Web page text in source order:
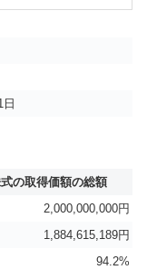
日
の取得価額の総額
2,000,000,000円
1,884,615,189円
94.2%